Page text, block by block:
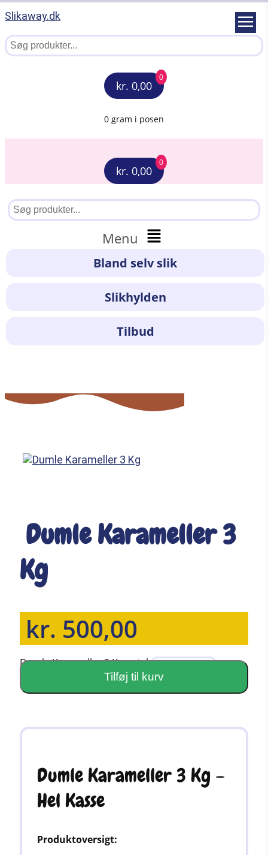
Slikaway.dk
kr. 0,00
0
0 gram i posen
kr. 0,00
0
Menu
Bland selv slik
Slikhylden
Tilbud
Dumle Karameller 3
Kg
kr. 500,00
Dumle Karameller 3 Kg antal
Tilføj til kurv
Dumle Karameller 3 Kg –
Hel Kasse
Produktoversigt: